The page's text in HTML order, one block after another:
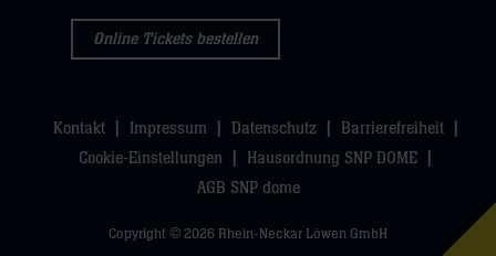
Online Tickets bestellen
Kontakt Impressum Datenschutz
Barrierefreiheit
Cookie-Einstellungen
Hausordnung SNP DOME
AGB SNP dome
Copyright © 2026 Rhein-Neckar Löwen GmbH